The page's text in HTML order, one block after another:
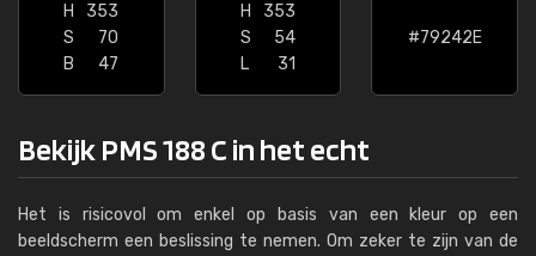
H
353
S
70
B
47
H
353
S
54
L
31
#79242E
Bekijk PMS 188 C in het echt
Het is risicovol om enkel op basis van een kleur op een
beeldscherm een beslissing te nemen. Om zeker te zijn van de